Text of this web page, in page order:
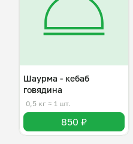
Шаурма - кебаб
говядина
0,5 кг ≈ 1 шт.
850 ₽